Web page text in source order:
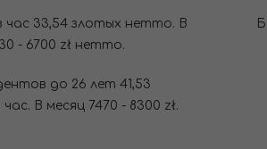
час 33,54 злотых нетто. В
- 6700 zł нетто.
до 26 лет 41,53
В месяц 7470 - 8300 zł.